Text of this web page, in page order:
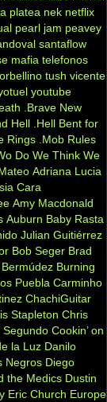
platea nek netflix
pearl jam peavey
santaflow
mafia telefonos
tush vicente
youtube
.Brave New
Hell .Hell Bent for
Rings .Mob Rules
Do We Think We
Adriana Lucia
Cara
Amy Macdonald
Auburn Baby Rasta
Julian Guitiérrez
Bob Seger Brad
Burning
Puebla Carminho
ChachiGuitar
Stapleton Chris
Segundo Cookin’ on
la Luz Danilo
Negros Diego
the Medics Dustin
Eric Church Europe